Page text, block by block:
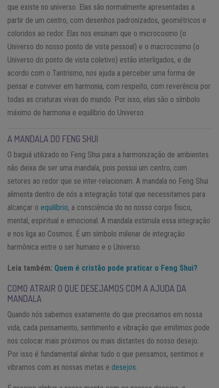
que existe no universo. Elas são normalmente apresentadas a
partir de um centro, com desenhos padronizados, geométricos e
coloridos ao redor. Elas nos ensinam que o microcosmo (o
Universo do nosso ponto de vista pessoal) e o macrocosmo (o
Universo do ponto de vista coletivo) estão interligados, e de
acordo com o Tantrismo, nos ajuda a perceber uma forma de
pensar e conviver em harmonia, com respeito, com reverência por
todas as criaturas vivas do mundo. Por isso, elas são o símbolo
máximo de harmonia e equilíbrio do Universo.
A MANDALA DO FENG SHUI
O baguá utilizado no Feng Shui para a harmonização de ambientes
não deixa de ser uma mandala, pois possui um centro, com
setores ao redor que se inter-relacionam. A mandala no Feng Shui
alimenta dentro de nós a integração total que necessitamos para
alcançar o equilíbrio, a consciência do no nosso corpo físico,
mental, espiritual e emocional. A mandala estimula essa integração
e nos liga ao Cosmos. É um símbolo milenar de integração
harmônica entre o ser humano e o Universo.
Leia também: Quem é cristão pode praticar o Feng Shui?
COMO ATRAIR O QUE DESEJAMOS COM A AJUDA DA
MANDALA
Quando nós sabemos exatamente do que precisamos em nossa
vida, cada pensamento, sentimento e vibração que emitimos pode
nos colocar mais próximos ou mais distantes do nosso desejo.
Por isso é fundamental alinhar tudo o que pensamos, sentimos e
vibramos com as nossas metas e desejos